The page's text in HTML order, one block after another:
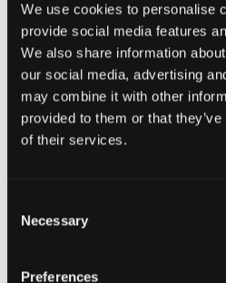
We use cookies to personalise
provide social media features
We also share information
our social media, advertising
may combine it with other
provided to them or that
of their services.
Selection
Necessary
Preferences
Mae’n debyg y lansir y
2012, yn dibynnu ar
llywodraethu’r ddwy
Llywodraeth Cymru a chyrff
Ychwanegodd yr Athro John
economaidd ein rhanbarth.
prosiect newydd ‘Pontio’ ym